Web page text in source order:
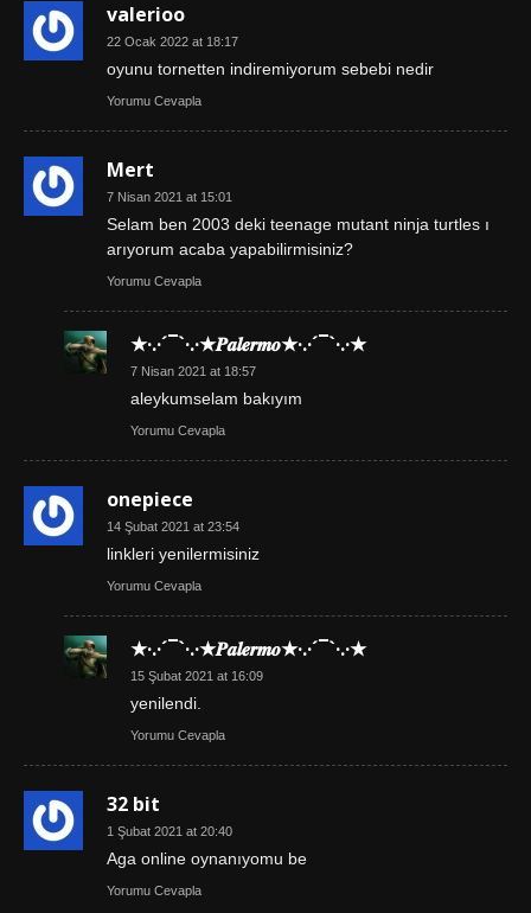
valerioo
22 Ocak 2022 at 18:17
oyunu tornetten indiremiyorum sebebi nedir
Yorumu Cevapla
Mert
7 Nisan 2021 at 15:01
Selam ben 2003 deki teenage mutant ninja turtles ı
arıyorum acaba yapabilirmisiniz?
Yorumu Cevapla
★·.·´¯`·.·★𝑷𝒂𝒍𝒆𝒓𝒎𝒐★·.·´¯`·.·★
7 Nisan 2021 at 18:57
aleykumselam bakıyım
Yorumu Cevapla
onepiece
14 Şubat 2021 at 23:54
linkleri yenilermisiniz
Yorumu Cevapla
★·.·´¯`·.·★𝑷𝒂𝒍𝒆𝒓𝒎𝒐★·.·´¯`·.·★
15 Şubat 2021 at 16:09
yenilendi.
Yorumu Cevapla
32 bit
1 Şubat 2021 at 20:40
Aga online oynanıyomu be
Yorumu Cevapla